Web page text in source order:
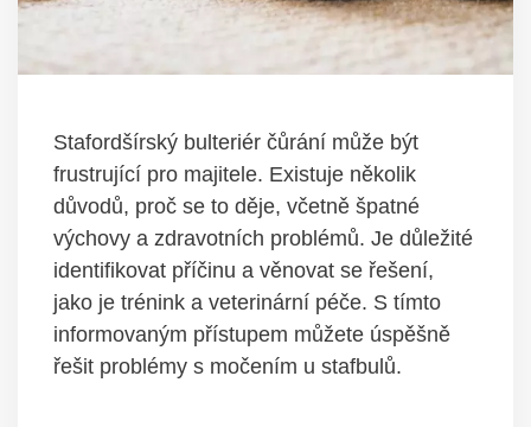
Stafordšírský bulteriér čůrání může být
frustrující pro majitele. Existuje několik
důvodů, proč se to děje, včetně špatné
výchovy a zdravotních problémů. Je důležité
identifikovat příčinu a věnovat se řešení,
jako je trénink a veterinární péče. S tímto
informovaným přístupem můžete úspěšně
řešit problémy s močením u stafbulů.